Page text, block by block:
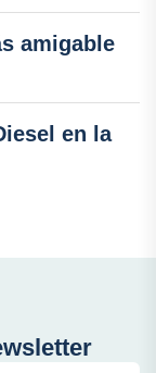
amigable
en la